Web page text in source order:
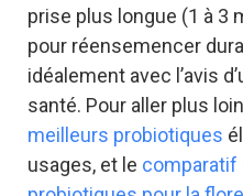
prise plus longue (1 à 3
pour réensemencer
idéalement avec l’avis
santé. Pour aller plus
meilleurs probiotiques
usages, et le comparatif